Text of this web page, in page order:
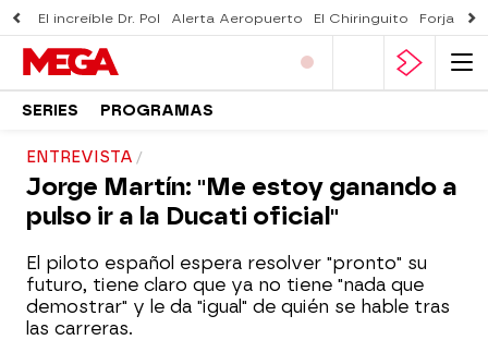
El increíble Dr. Pol Alerta Aeropuerto El Chiringuito Forjado
SERIES PROGRAMAS
ENTREVISTA
Jorge Martín: "Me estoy ganando a
pulso ir a la Ducati oficial"
El piloto español espera resolver "pronto" su
futuro, tiene claro que ya no tiene "nada que
demostrar" y le da "igual" de quién se hable tras
las carreras.